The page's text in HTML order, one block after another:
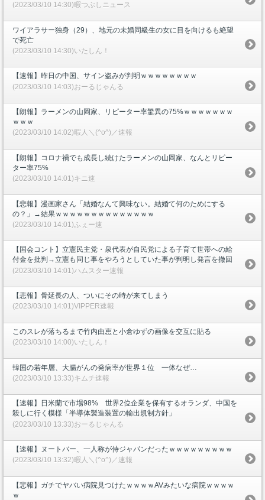
(2023/03/10 14:30)暇つぶしニュース
ワイアラサー独身（29）、地元の未婚同級生の女に目を向けるも絶望
で死亡
(2023/03/10 14:30)いたしん！
【速報】昨日の中国、サイン盗みが判明ｗｗｗｗｗｗｗｗ
(2023/03/10 14:03)おーるじゃんる
【朗報】ラーメンの山岡家、リピーター率驚異の75%ｗｗｗｗｗｗｗ
ｗｗｗ
(2023/03/10 14:02)暇人＼(^o^)／速報
【朗報】コロナ禍でも成長し続けたラーメンの山岡家、なんとリピー
ター率75%
(2023/03/10 14:01)キニ速
【悲報】漫画家さん「結婚なんて興味ない。結婚て何のためにする
の？」→結果ｗｗｗｗｗｗｗｗｗｗｗｗｗｗ
(2023/03/10 14:01)ふぇー速
【国会コント】立憲民主党・泉代表が自民党による子育て世帯への給
付金を批判→立憲も同じ事をやろうとしていた事が判明し発言を撤回
(2023/03/10 14:01)ハムスター速報
【悲報】骨延長の人、ついにその時が来てしまう
(2023/03/10 14:01)VIPPER速報
このスレが落ちるまで竹内由恵と小倉ゆずの画像を交互に貼る
(2023/03/10 14:00)いたしん！
韓国の若年層、大腸がんの発病率が世界１位 一体なぜ…
(2023/03/10 13:33)キムチ速報
【速報】日米蘭で市場98% 世界2位企業を保有するオランダ、中国を
殺しに行く模様「半導体製造装置の輸出規制方針」
(2023/03/10 13:33)おーるじゃんる
【速報】ヌートバー、一人称が侍ジャパンだったｗｗｗｗｗｗｗｗｗ
(2023/03/10 13:32)暇人＼(^o^)／速報
【悲報】ガチでヤバい病院見つけたｗｗｗｗAVみたいな病院ｗｗｗｗ
ｗ